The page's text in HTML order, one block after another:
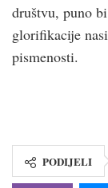
društvu, puno
glorifikacije
pismenosti.
PODIJELI